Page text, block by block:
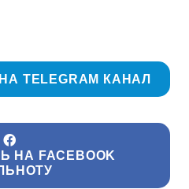
TELEGRAM КАНАЛ
НА FACEBOOK